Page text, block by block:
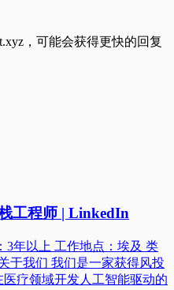
，可能会获得更快的回复
工程师 | LinkedIn
3年以上 工作地点：埃及 类
于我们 我们是一家获得风投
疗领域开发人工智能驱动的